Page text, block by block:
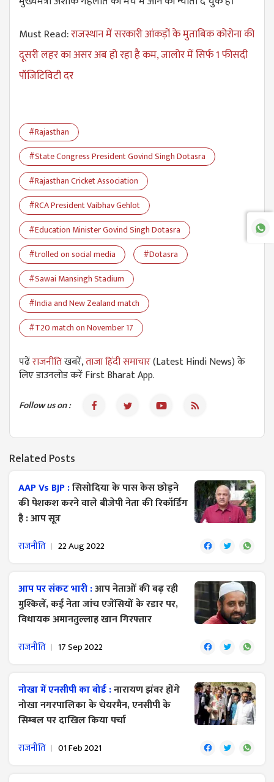
Must Read:राजस्थान में सरकारी आंकड़ों के मुताबिक कोरोना की
दूसरी लहर का असर अब हो रहा है कम, जालोर में सिर्फ 1 फीसदी
पॉजिटिविटी दर
#Rajasthan
#State Congress President Govind Singh Dotasra
#Rajasthan Cricket Association
#RCA President Vaibhav Gehlot
#Education Minister Govind Singh Dotasra
#trolled on social media
#Dotasra
#Sawai Mansingh Stadium
#India and New Zealand match
#T20 match on November 17
पढेंराजनीतिखबरें,ताजा हिंदी समाचार(Latest Hindi News) के
लिए डाउनलोड करें First Bharat App.
Follow us on :
Related Posts
AAP Vs BJP :सिसोदिया के पास केस छोड़ने
की पेशकश करने वाले बीजेपी नेता की रिकॉर्डिग
है : आप सूत्र
राजनीति 22 Aug 2022
आप पर संकट भारी :आप नेताओं की बढ़ रही
मुश्किलें, कई नेता जांच एजेंसियों के रडार पर,
विधायक अमानतुल्लाह खान गिरफ्तार
राजनीति 17 Sep 2022
नोखा में एनसीपी का बोर्ड :नारायण झंवर होंगे
नोखा नगरपालिका के चेयरमैन, एनसीपी के
सिम्बल पर दाखिल किया पर्चा
राजनीति 01 Feb 2021